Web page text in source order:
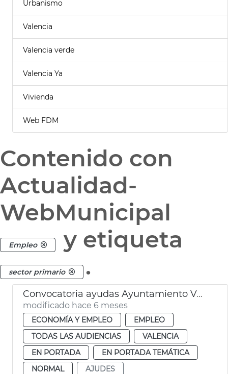
Urbanismo
Valencia
Valencia verde
Valencia Ya
Vivienda
Web FDM
Contenido con
Actualidad-
WebMunicipal
Empleo y etiqueta
sector primario .
Convocatoria ayudas Ayuntamiento València sector primario
modificado hace 6 meses
ECONOMÍA Y EMPLEO
EMPLEO
TODAS LAS AUDIENCIAS
VALENCIA
EN PORTADA
EN PORTADA TEMÁTICA
NORMAL
AJUDES